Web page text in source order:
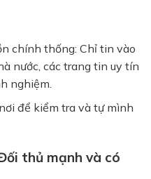
chính thống: Chỉ tin vào
nước, các trang tin uy tín
nghiệm.
để kiểm tra và tự mình
thủ mạnh và có